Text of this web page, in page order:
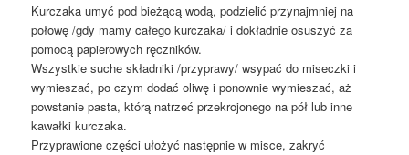
Kurczaka umyć pod bieżącą wodą, podzielić przynajmniej na
połowę /gdy mamy całego kurczaka/ i dokładnie osuszyć za
pomocą papierowych ręczników.
Wszystkie suche składniki /przyprawy/ wsypać do miseczki i
wymieszać, po czym dodać oliwę i ponownie wymieszać, aż
powstanie pasta, którą natrzeć przekrojonego na pół lub inne
kawałki kurczaka.
Przyprawione części ułożyć następnie w misce, zakryć